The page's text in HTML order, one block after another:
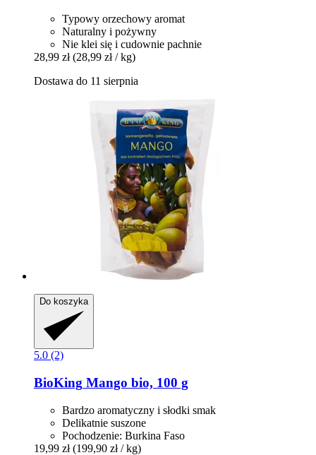
Typowy orzechowy aromat
Naturalny i pożywny
Nie klei się i cudownie pachnie
28,99 zł (28,99 zł / kg)
Dostawa do 11 sierpnia
Do koszyka
5.0 (2)
BioKing Mango bio, 100 g
Bardzo aromatyczny i słodki smak
Delikatnie suszone
Pochodzenie: Burkina Faso
19,99 zł (199,90 zł / kg)